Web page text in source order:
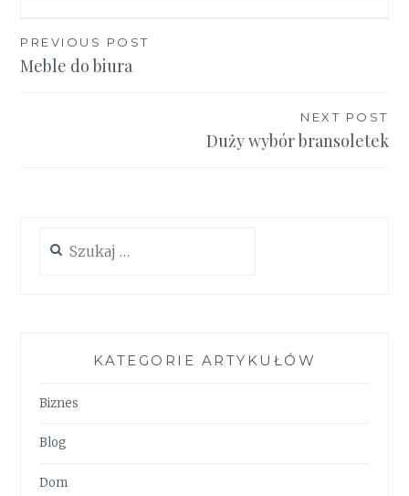
Nawigacja
wpisu
PREVIOUS POST
Meble do biura
NEXT POST
Duży wybór bransoletek
KATEGORIE ARTYKUŁÓW
Biznes
Blog
Dom